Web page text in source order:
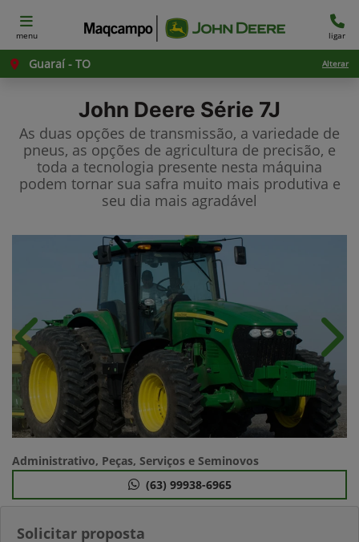
menu ligar
Guaraí - TO Alterar
John Deere Série 7J
As duas opções de transmissão, a variedade de
pneus, as opções de agricultura de precisão, e
toda a tecnologia presente nesta máquina
podem tornar sua safra muito mais produtiva e
seu dia mais agradável
Solicitar proposta
Anterior
Administrativo, Peças, Serviços e Seminovos
(63) 99938-6965